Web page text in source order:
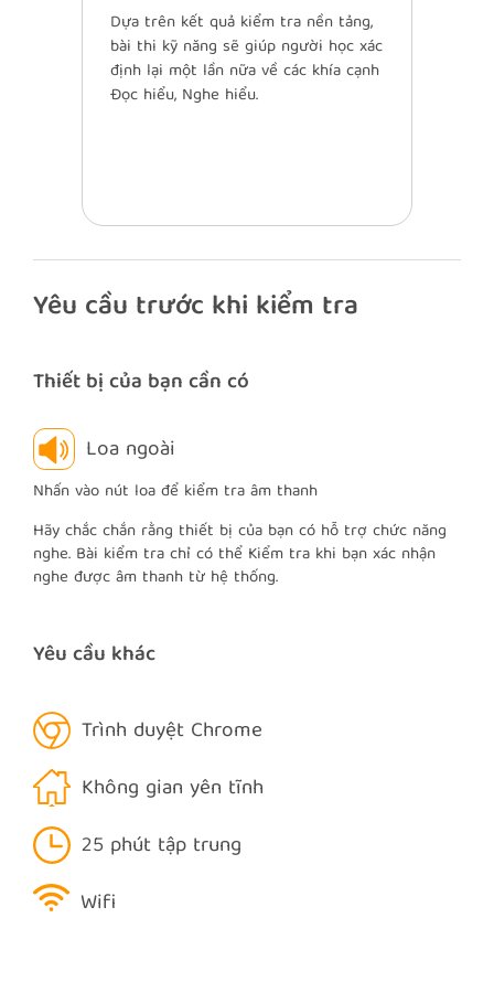
Dựa trên kết quả kiểm tra nền tảng,
bài thi kỹ năng sẽ giúp người học xác
định lại một lần nữa về các khía cạnh
Đọc hiểu, Nghe hiểu.
Yêu cầu trước khi kiểm tra
Thiết bị của bạn cần có
Loa ngoài
Nhấn vào nút loa để kiểm tra âm thanh
Hãy chắc chắn rằng thiết bị của bạn có hỗ trợ chức năng
nghe. Bài kiểm tra chỉ có thể Kiểm tra khi bạn xác nhận
nghe được âm thanh từ hệ thống.
Yêu cầu khác
Trình duyệt Chrome
Không gian yên tĩnh
25 phút tập trung
Wifi